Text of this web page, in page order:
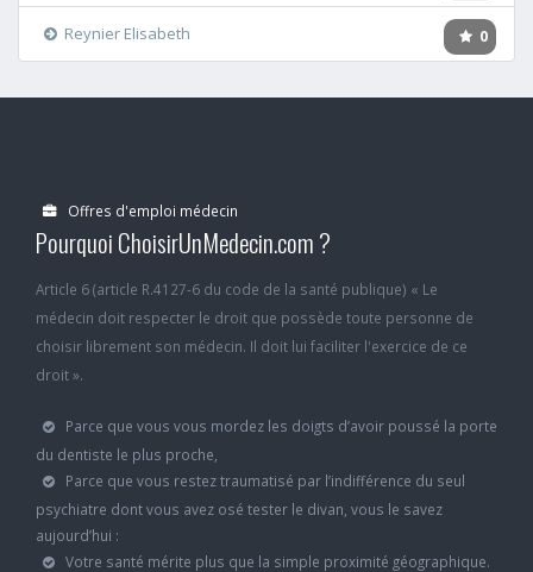
0
Reynier Elisabeth
Offres d'emploi médecin
Pourquoi ChoisirUnMedecin.com ?
Article 6 (article R.4127-6 du code de la santé publique) « Le
médecin doit respecter le droit que possède toute personne de
choisir librement son médecin. Il doit lui faciliter l'exercice de ce
droit ».
Parce que vous vous mordez les doigts d’avoir poussé la porte
du dentiste le plus proche,
Parce que vous restez traumatisé par l’indifférence du seul
psychiatre dont vous avez osé tester le divan, vous le savez
aujourd’hui :
Votre santé mérite plus que la simple proximité géographique.